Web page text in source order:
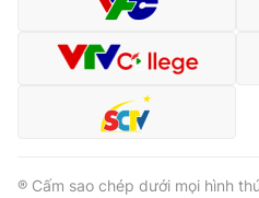
® Cấm sao chép dưới mọi hình